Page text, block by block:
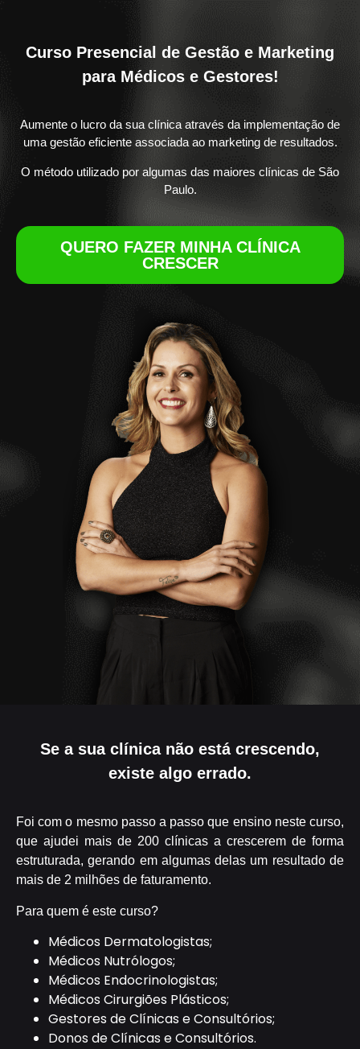
Curso Presencial de Gestão e Marketing
para Médicos e Gestores!
Aumente o lucro da sua clínica através da implementação de
uma gestão eficiente associada ao marketing de resultados.
O método utilizado por algumas das maiores clínicas de São
Paulo.
QUERO FAZER MINHA CLÍNICA
CRESCER
Se a sua clínica não está crescendo,
existe algo errado.
Foi com o mesmo passo a passo que ensino neste curso,
que ajudei mais de 200 clínicas a crescerem de forma
estruturada, gerando em algumas delas um resultado de
mais de 2 milhões de faturamento.
Para quem é este curso?
Médicos Dermatologistas;
Médicos Nutrólogos;
Médicos Endocrinologistas;
Médicos Cirurgiões Plásticos;
Gestores de Clínicas e Consultórios;
Donos de Clínicas e Consultórios.